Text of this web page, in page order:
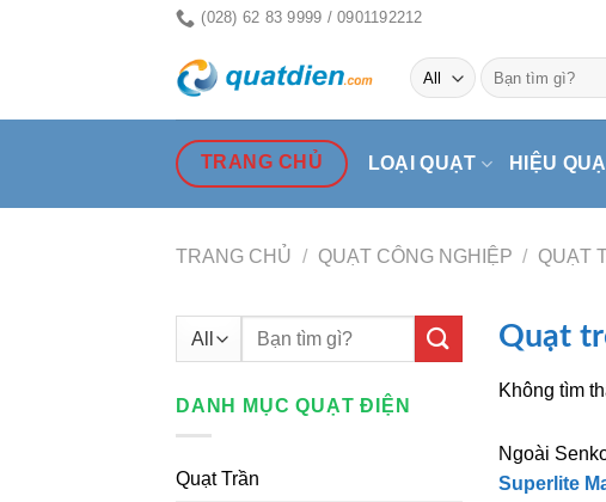
(028) 62 83 9999 / 0901192212
Tìm
kiếm:
TRANG CHỦ LOẠI QUẠT HIỆU
TRANG CHỦ / QUẠT CÔNG NGHIỆP / QUẠT
Tìm
DANH MỤC QUẠT ĐIỆN
Quạt Trần
Quạt
Không tìm
Ngoài
Superlite